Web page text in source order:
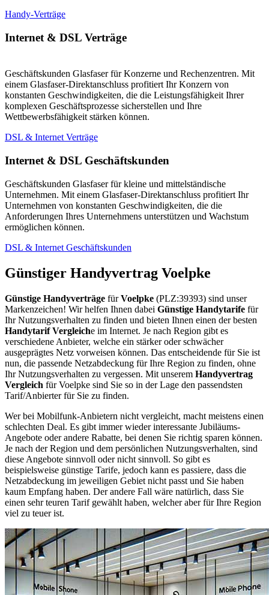
Handy-Verträge
Internet & DSL Verträge
Geschäftskunden Glasfaser für Konzerne und Rechenzentren. Mit
einem Glasfaser-Direktanschluss profitiert Ihr Konzern von
konstanten Geschwindigkeiten, die die Leistungsfähigkeit Ihrer
komplexen Geschäftsprozesse sicherstellen und Ihre
Wettbewerbsfähigkeit stärken können.
DSL & Internet Verträge
Internet & DSL Geschäftskunden
Geschäftskunden Glasfaser für kleine und mittelständische
Unternehmen. Mit einem Glasfaser-Direktanschluss profitiert Ihr
Unternehmen von konstanten Geschwindigkeiten, die die
Anforderungen Ihres Unternehmens unterstützen und Wachstum
ermöglichen können.
DSL & Internet Geschäftskunden
Günstiger Handyvertrag Voelpke
Günstige Handyverträge fürVoelpke (PLZ:39393) sind unser
Markenzeichen! Wir helfen Ihnen dabei Günstige Handytarife für
Ihr Nutzungsverhalten zu finden und bieten Ihnen einen der besten
Handytarif Vergleiche im Internet. Je nach Region gibt es
verschiedene Anbieter, welche ein stärker oder schwächer
ausgeprägtes Netz vorweisen können. Das entscheidende für Sie ist
nun, die passende Netzabdeckung für Ihre Region zu finden, ohne
Ihr Nutzungsverhalten zu vergessen. Mit unserem Handyvertrag
Vergleich für Voelpke sind Sie so in der Lage den passendsten
Tarif/Anbierter für Sie zu finden.
Wer bei Mobilfunk-Anbietern nicht vergleicht, macht meistens einen
schlechten Deal. Es gibt immer wieder interessante Jubiläums-
Angebote oder andere Rabatte, bei denen Sie richtig sparen können.
Je nach der Region und dem persönlichen Nutzungsverhalten, sind
diese Angebote sinnvoll oder nicht sinnvoll. So gibt es
beispielsweise günstige Tarife, jedoch kann es passiere, dass die
Netzabdeckung im jeweiligen Gebiet nicht passt und Sie haben
kaum Empfang haben. Der andere Fall wäre natürlich, dass Sie
einen sehr teuren Tarif gewählt haben, welcher aber für Ihre Region
viel zu teuer ist.